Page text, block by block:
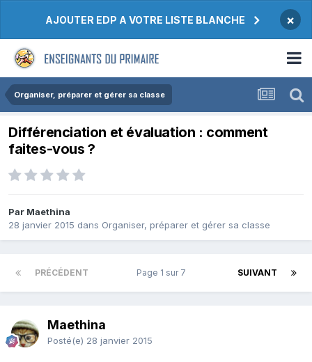
AJOUTER EDP A VOTRE LISTE BLANCHE ×
Organiser, préparer et gérer sa classe
Différenciation et évaluation : comment
faites-vous ?
Par Maethina
28 janvier 2015 dans Organiser, préparer et gérer sa classe
PRÉCÉDENT SUIVANT
Page 1 sur 7
Maethina
Posté(e) 28 janvier 2015